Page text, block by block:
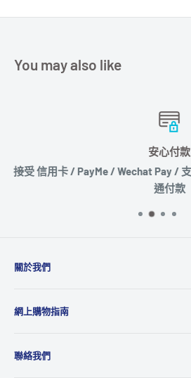
You may also like
安心付款
接受 信用卡 / PayMe / Wechat Pay / 支
通付款
關於我們
商，代理多達20多個國際品牌，產品
供全面的銷售、市場推廣及售後服務
網上購物指南
退貨及退款政策
聯絡我們